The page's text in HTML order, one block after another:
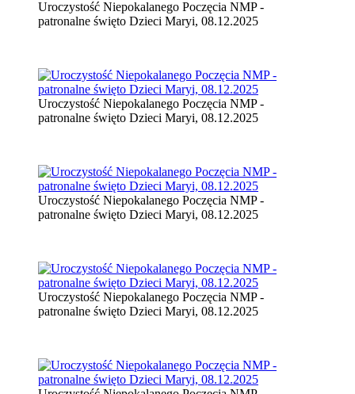
Uroczystość Niepokalanego Poczęcia NMP -
patronalne święto Dzieci Maryi, 08.12.2025
Uroczystość Niepokalanego Poczęcia NMP -
patronalne święto Dzieci Maryi, 08.12.2025
Uroczystość Niepokalanego Poczęcia NMP -
patronalne święto Dzieci Maryi, 08.12.2025
Uroczystość Niepokalanego Poczęcia NMP -
patronalne święto Dzieci Maryi, 08.12.2025